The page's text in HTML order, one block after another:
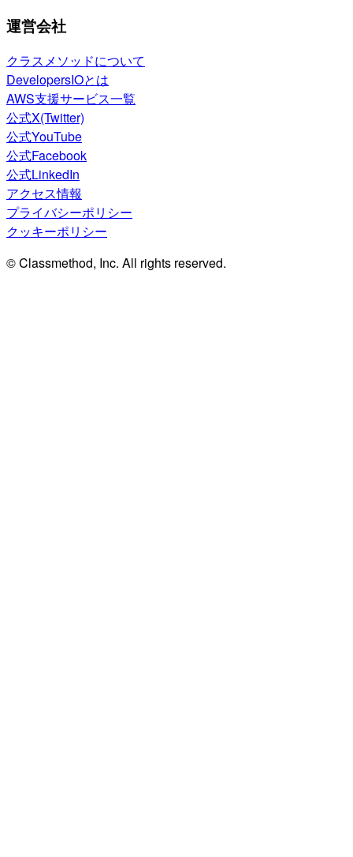
運営会社
クラスメソッドについて
DevelopersIOとは
AWS支援サービス一覧
公式X(Twitter)
公式YouTube
公式Facebook
公式LinkedIn
アクセス情報
プライバシーポリシー
クッキーポリシー
© Classmethod, Inc. All rights reserved.